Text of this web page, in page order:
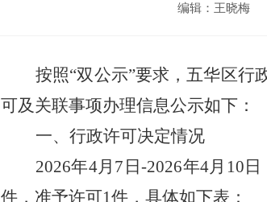
编辑：王晓梅
按照“双公示”要求 ，五华区行
可及关联事项办理信息公示如下：
一、行政许可决定情况
2026年4月 7 日-2026年4月 10 日
件 ， 准予许可1件 ，具体如下表：